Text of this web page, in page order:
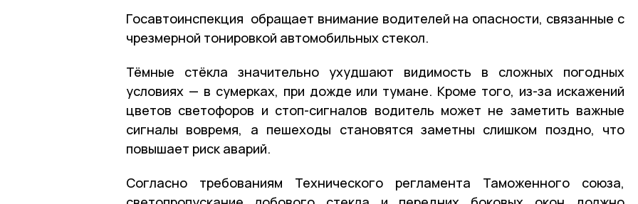
Госавтоинспекция обращает внимание водителей на опасности, связанные с
чрезмерной тонировкой автомобильных стекол.
Тёмные стёкла значительно ухудшают видимость в сложных погодных
условиях — в сумерках, при дожде или тумане. Кроме того, из-за искажений
цветов светофоров и стоп-сигналов водитель может не заметить важные
сигналы вовремя, а пешеходы становятся заметны слишком поздно, что
повышает риск аварий.
Согласно требованиям Технического регламента Таможенного союза,